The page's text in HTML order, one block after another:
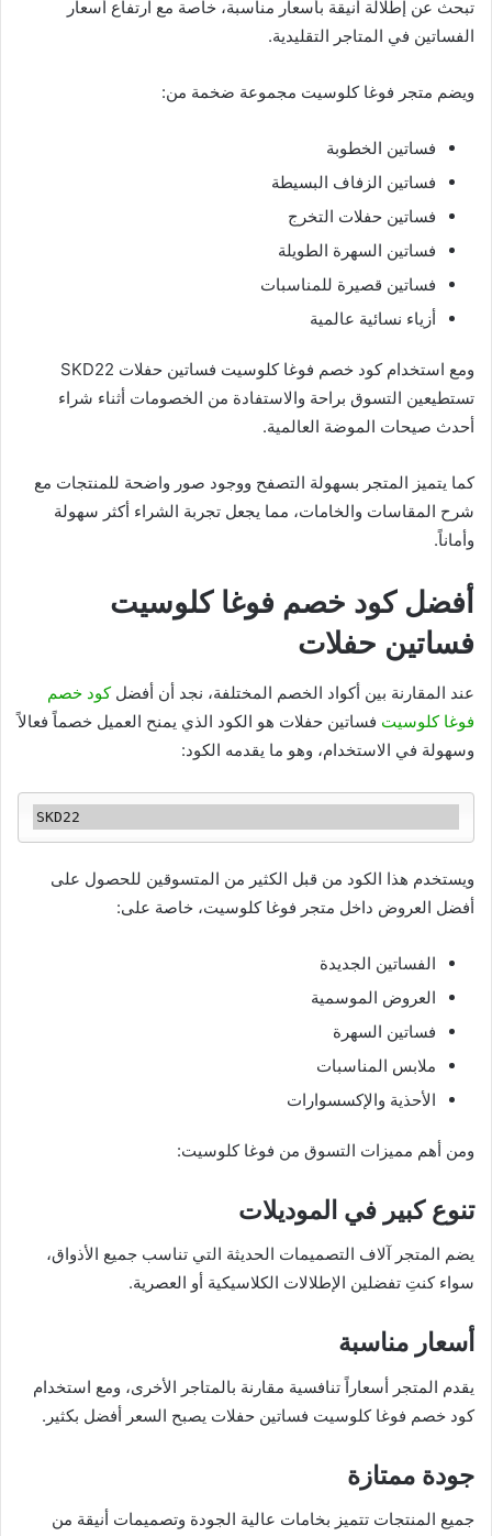
تبحث عن إطلالة أنيقة بأسعار مناسبة، خاصة مع ارتفاع أسعار
الفساتين في المتاجر التقليدية.
ويضم متجر فوغا كلوسيت مجموعة ضخمة من:
فساتين الخطوبة
فساتين الزفاف البسيطة
فساتين حفلات التخرج
فساتين السهرة الطويلة
فساتين قصيرة للمناسبات
أزياء نسائية عالمية
ومع استخدام كود خصم فوغا كلوسيت فساتين حفلات SKD22
تستطيعين التسوق براحة والاستفادة من الخصومات أثناء شراء
أحدث صيحات الموضة العالمية.
كما يتميز المتجر بسهولة التصفح ووجود صور واضحة للمنتجات مع
شرح المقاسات والخامات، مما يجعل تجربة الشراء أكثر سهولة
وأماناً.
أفضل كود خصم فوغا كلوسيت
فساتين حفلات
عند المقارنة بين أكواد الخصم المختلفة، نجد أن أفضلكود خصم
فوغا كلوسيت فساتين حفلات هو الكود الذي يمنح العميل خصماً فعالاً
وسهولة في الاستخدام، وهو ما يقدمه الكود:
ويستخدم هذا الكود من قبل الكثير من المتسوقين للحصول على
أفضل العروض داخل متجر فوغا كلوسيت، خاصة على:
الفساتين الجديدة
العروض الموسمية
فساتين السهرة
ملابس المناسبات
الأحذية والإكسسوارات
ومن أهم مميزات التسوق من فوغا كلوسيت:
تنوع كبير في الموديلات
يضم المتجر آلاف التصميمات الحديثة التي تناسب جميع الأذواق،
سواء كنتِ تفضلين الإطلالات الكلاسيكية أو العصرية.
أسعار مناسبة
يقدم المتجر أسعاراً تنافسية مقارنة بالمتاجر الأخرى، ومع استخدام
كود خصم فوغا كلوسيت فساتين حفلات يصبح السعر أفضل بكثير.
جودة ممتازة
جميع المنتجات تتميز بخامات عالية الجودة وتصميمات أنيقة من